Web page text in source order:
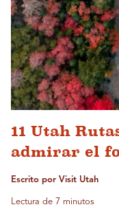
11 Utah
admirar el
Escrito por Visit Utah
Lectura de 7 minutos